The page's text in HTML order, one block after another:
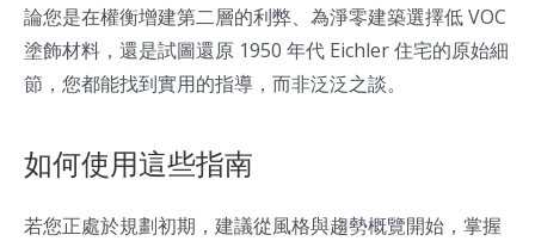
論您是在權衡增建第二層的利弊、為淨零建築選擇低 VOC
塗飾材料，還是試圖還原 1950 年代 Eichler 住宅的原始細
節，您都能找到實用的指導，而非泛泛之談。
如何使用這些指南
若您正處於規劃初期，建議從風格與趨勢概覽開始，掌握